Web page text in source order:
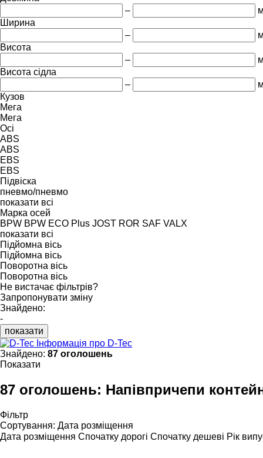
–
м
Ширина
–
м
Висота
–
м
Висота сідла
–
Кузов
Мега
Мега
Осі
ABS
ABS
EBS
EBS
Підвіска
пневмо/пневмо
показати всі
Марка осей
BPW BPW ECO Plus JOST ROR SAF VALX
показати всі
Підйомна вісь
Підйомна вісь
Поворотна вісь
Поворотна вісь
Не вистачає фільтрів?
Запропонувати зміну
Знайдено:
-
показати
Інформація про D-Tec
Знайдено: 87 оголошень
Показати
87 оголошень: Напівпричепи
Фільтр
Сортування: Дата розміщення
Дата розміщення Спочатку дорогі Спочатку дешеві Рік